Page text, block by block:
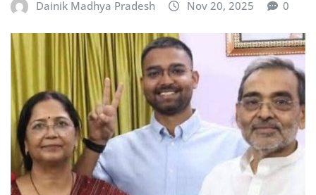
Dainik Madhya Pradesh Nov 20, 2025 0